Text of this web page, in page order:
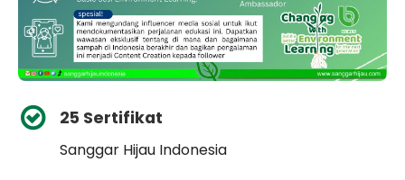
25 Sertifikat
Sanggar Hijau Indonesia